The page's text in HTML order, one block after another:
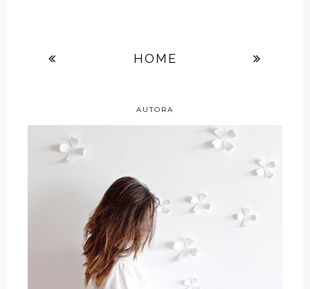
HOME
AUTORA